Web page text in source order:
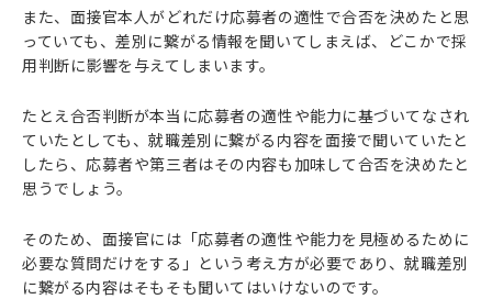
また、面接官本人がどれだけ応募者の適性で合否を決めたと思
っていても、差別に繋がる情報を聞いてしまえば、どこかで採
用判断に影響を与えてしまいます。
たとえ合否判断が本当に応募者の適性や能力に基づいてなされ
ていたとしても、就職差別に繋がる内容を面接で聞いていたと
したら、応募者や第三者はその内容も加味して合否を決めたと
思うでしょう。
そのため、面接官には「応募者の適性や能力を見極めるために
必要な質問だけをする」という考え方が必要であり、就職差別
に繋がる内容はそもそも聞いてはいけないのです。